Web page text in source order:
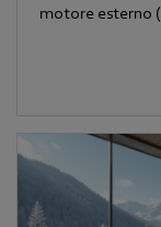
motore esterno